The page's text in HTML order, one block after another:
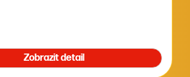
Zobrazit detail